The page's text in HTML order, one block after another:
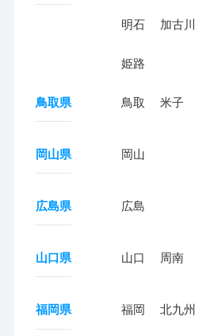
明石 加古川
姫路
鳥取県 鳥取 米子
岡山県 岡山
広島県 広島
山口県 山口 周南
福岡県 福岡 北九州